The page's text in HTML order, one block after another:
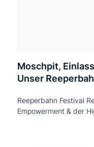
Moschpit,
Unser
Reeperbahn Festival
Empowerment & der